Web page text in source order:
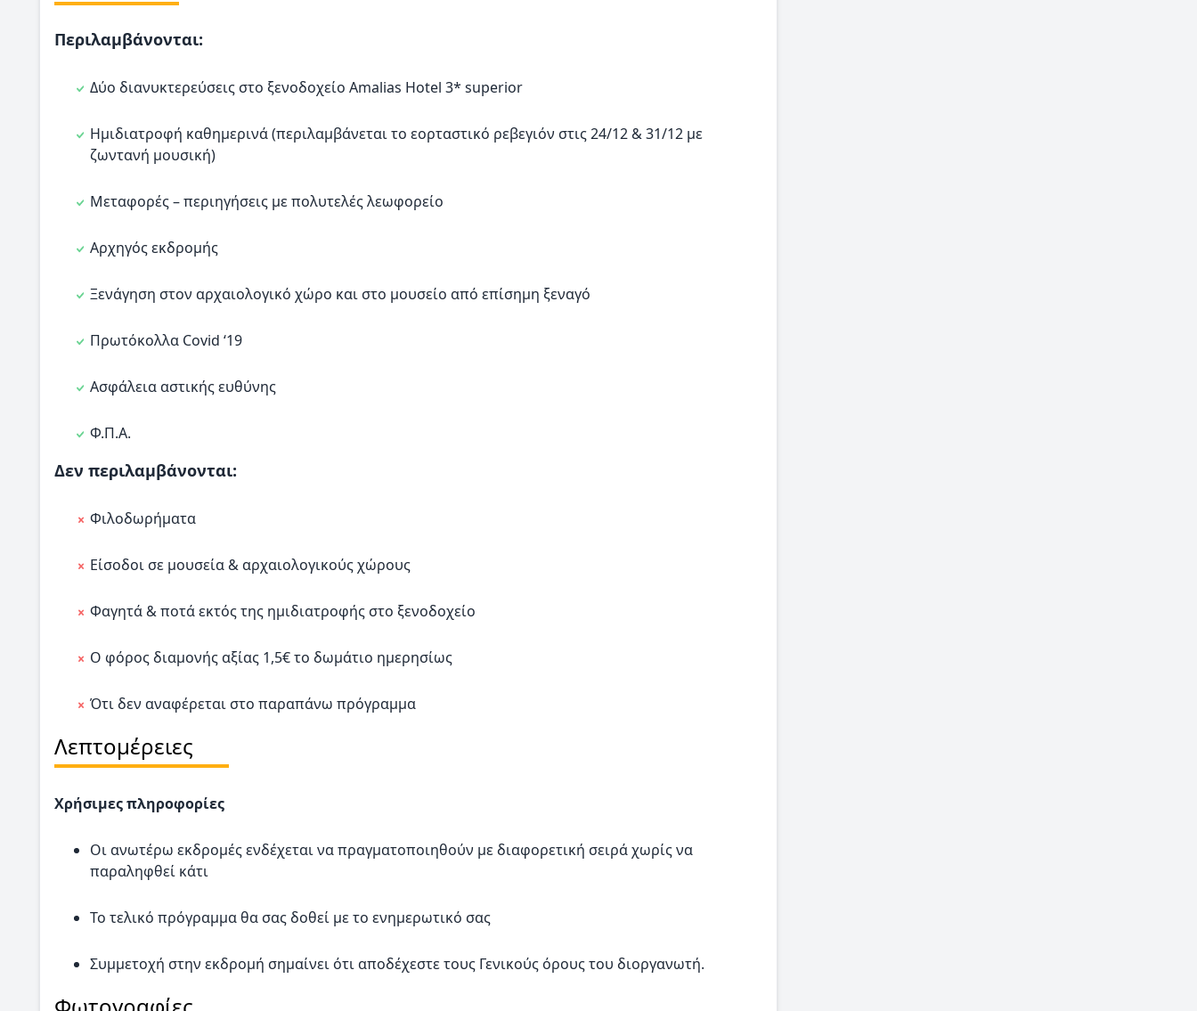
Περιλαμβάνονται:
Δύο διανυκτερεύσεις στο ξενοδοχείο Amalias Hotel 3* superior
Ημιδιατροφή καθημερινά (περιλαμβάνεται το εορταστικό ρεβεγιόν στις 24/12 & 31/12 με
ζωντανή μουσική)
Μεταφορές – περιηγήσεις με πολυτελές λεωφορείο
Αρχηγός εκδρομής
Ξενάγηση στον αρχαιολογικό χώρο και στο μουσείο από επίσημη ξεναγό
Πρωτόκολλα Covid ‘19
Ασφάλεια αστικής ευθύνης
Φ.Π.Α.
Δεν περιλαμβάνονται:
Φιλοδωρήματα
Είσοδοι σε μουσεία & αρχαιολογικούς χώρους
Φαγητά & ποτά εκτός της ημιδιατροφής στο ξενοδοχείο
Ο φόρος διαμονής αξίας 1,5€ το δωμάτιο ημερησίως
Ότι δεν αναφέρεται στο παραπάνω πρόγραμμα
Λεπτομέρειες
Χρήσιμες πληροφορίες
Οι ανωτέρω εκδρομές ενδέχεται να πραγματοποιηθούν με διαφορετική σειρά χωρίς να
παραληφθεί κάτι
Το τελικό πρόγραμμα θα σας δοθεί με το ενημερωτικό σας
Συμμετοχή στην εκδρομή σημαίνει ότι αποδέχεστε τους Γενικούς όρους του διοργανωτή.